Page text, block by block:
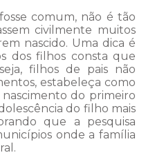
comum, não é tão
civilmente muitos
nascido. Uma dica é
dos filhos consta que
filhos de pais não
estabeleça como
do primeiro
do filho mais
que a pesquisa
onde a família